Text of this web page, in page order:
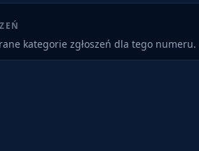
kategorie zgłoszeń dla tego numeru.